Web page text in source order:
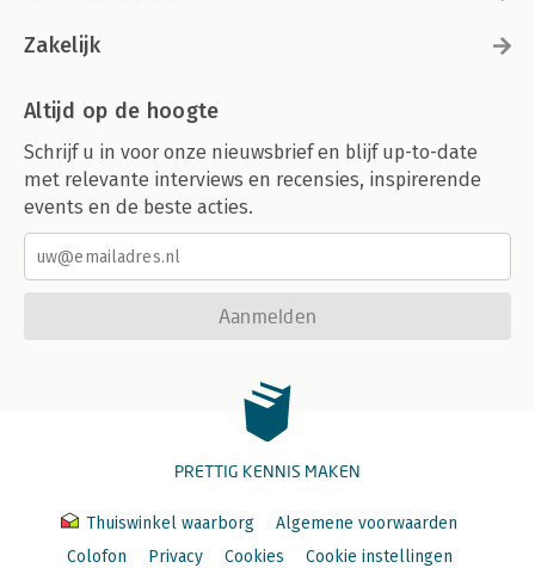
Zakelijk
Altijd op de hoogte
Schrijf u in voor onze nieuwsbrief en blijf up-to-date
met relevante interviews en recensies, inspirerende
events en de beste acties.
Aanmelden
PRETTIG KENNIS MAKEN
Thuiswinkel waarborg
Algemene voorwaarden
Colofon
Privacy Cookies Cookie instellingen